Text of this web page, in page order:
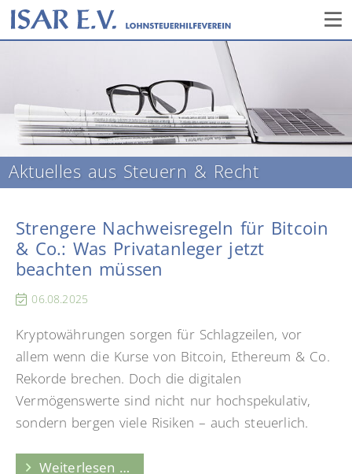
Aktuelles aus Steuern & Recht
Strengere Nachweisregeln für Bitcoin
& Co.: Was Privatanleger jetzt
beachten müssen
06.08.2025
Kryptowährungen sorgen für Schlagzeilen, vor
allem wenn die Kurse von Bitcoin, Ethereum & Co.
Rekorde brechen. Doch die digitalen
Vermögenswerte sind nicht nur hochspekulativ,
sondern bergen viele Risiken – auch steuerlich.
Weiterlesen …